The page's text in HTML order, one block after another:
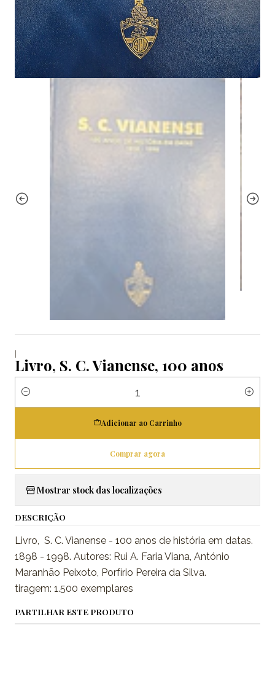
|
Livro, S. C. Vianense, 100 anos
Quantidade
Adicionar ao Carrinho
Comprar agora
Mostrar stock das localizações
DESCRIÇÃO
Livro, S. C. Vianense - 100 anos de história em datas.
1898 - 1998. Autores: Rui A. Faria Viana, António
Maranhão Peixoto, Porfírio Pereira da Silva.
tiragem: 1.500 exemplares
PARTILHAR ESTE PRODUTO